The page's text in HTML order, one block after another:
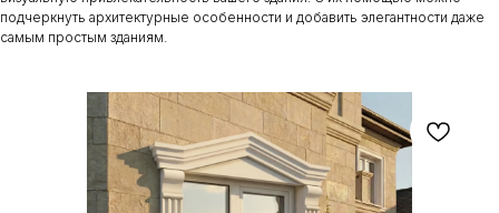
подчеркнуть архитектурные особенности и добавить элегантности даже
самым простым зданиям.